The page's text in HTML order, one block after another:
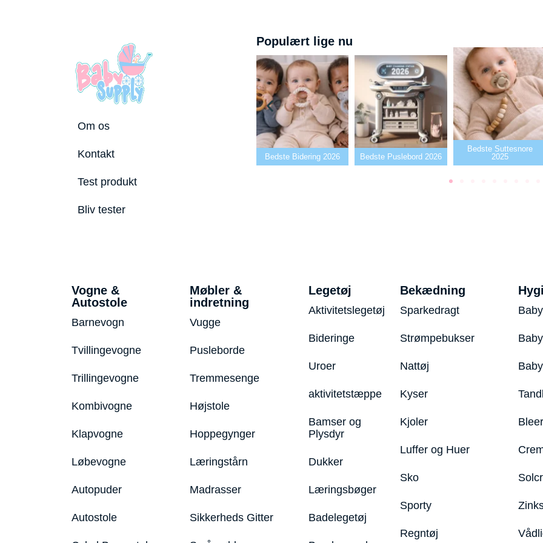
Om os
Kontakt
Test produkt
Bliv tester
Populært lige nu
Bedste puslepude 2026 Bedste Puslebord 2026
Bedste Suttesnore
2025
Bedste
Vogne &
Autostole
Barnevogn
Tvillingevogne
Trillingevogne
Kombivogne
Klapvogne
Løbevogne
Autopuder
Autostole
Møbler &
indretning
Vugge
Pusleborde
Tremmesenge
Højstole
Hoppegynger
Læringstårn
Madrasser
Sikkerheds Gitter
Legetøj
Aktivitetslegetøj
Bideringe
Uroer
aktivitetstæppe
Bamser og
Plysdyr
Dukker
Læringsbøger
Badelegetøj
Bekædning
Sparkedragt
Strømpebukser
Nattøj
Kyser
Kjoler
Luffer og Huer
Sko
Sporty
Regntøj
Bleer